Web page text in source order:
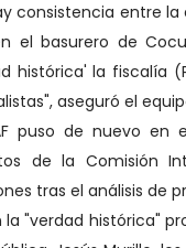
consistencia entre
el basurero de
histórica' la fiscalía
aseguró el
puso de nuevo
de la Comisión
tras el análisis de
la "verdad histórica"